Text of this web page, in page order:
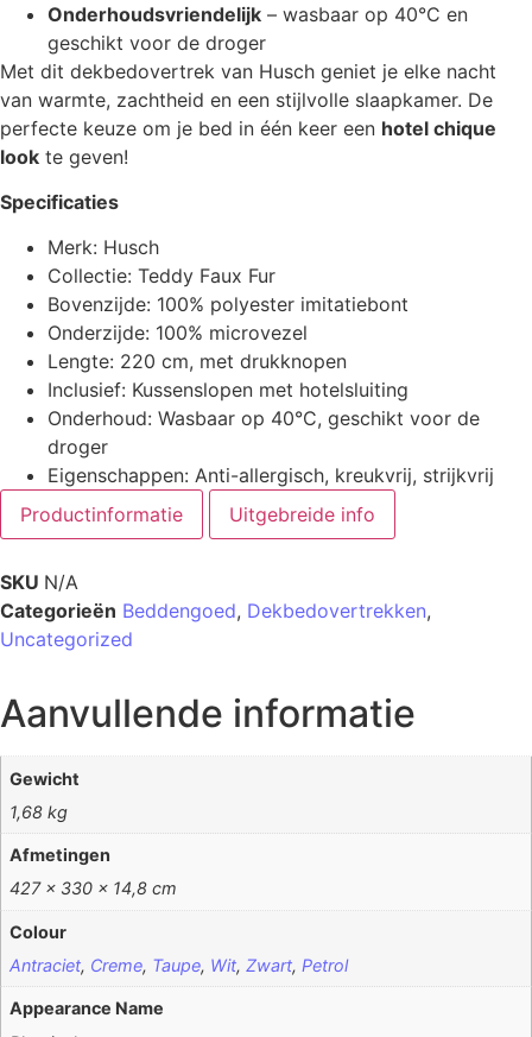
Onderhoudsvriendelijk – wasbaar op 40°C en
geschikt voor de droger
Met dit dekbedovertrek van Husch geniet je elke nacht
van warmte, zachtheid en een stijlvolle slaapkamer. De
perfecte keuze om je bed in één keer een hotel chique
look te geven!
Specificaties
Merk: Husch
Collectie: Teddy Faux Fur
Bovenzijde: 100% polyester imitatiebont
Onderzijde: 100% microvezel
Lengte: 220 cm, met drukknopen
Inclusief: Kussenslopen met hotelsluiting
Onderhoud: Wasbaar op 40°C, geschikt voor de
droger
Eigenschappen: Anti-allergisch, kreukvrij, strijkvrij
Productinformatie
Uitgebreide info
SKU N/A
Categorieën Beddengoed, Dekbedovertrekken,
Uncategorized
Aanvullende informatie
Gewicht
1,68 kg
Afmetingen
427 × 330 × 14,8 cm
Colour
Antraciet, Creme, Taupe, Wit, Zwart, Petrol
Appearance Name